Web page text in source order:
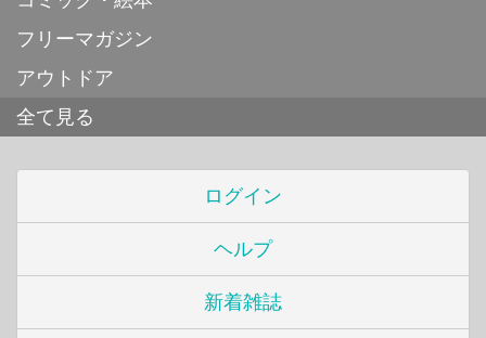
フリーマガジン
アウトドア
全て見る
ログイン
ヘルプ
新着雑誌